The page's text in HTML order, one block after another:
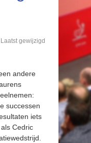
Laatst gewijzigd
andere
successen
iets
Cedric